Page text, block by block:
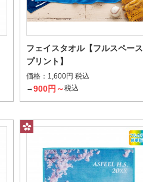
フェイスタオル【フルスペース
プリント】
価格： 1,600円 税込
→900円～税込